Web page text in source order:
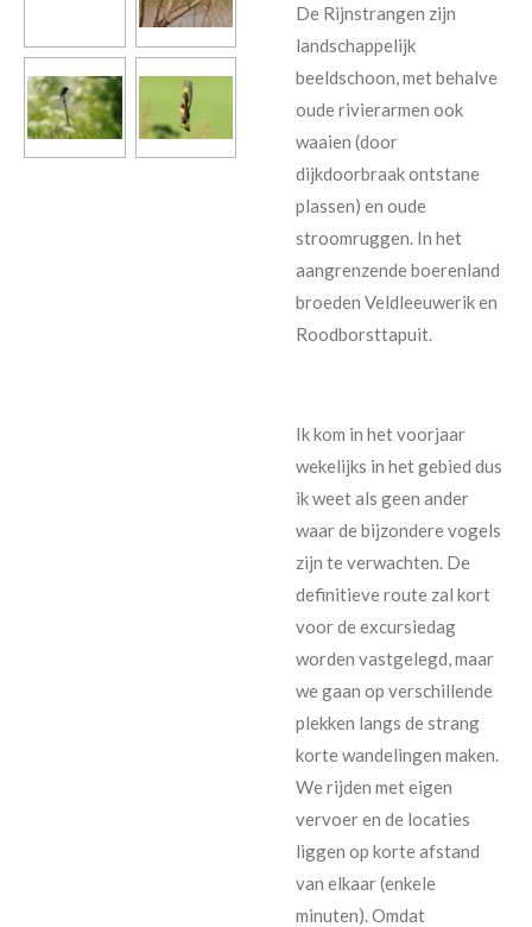
De Rijnstrangen zijn
landschappelijk
beeldschoon, met behalve
oude rivierarmen ook
waaien (door
dijkdoorbraak ontstane
plassen) en oude
stroomruggen. In het
aangrenzende boerenland
broeden Veldleeuwerik en
Roodborsttapuit.
Ik kom in het voorjaar
wekelijks in het gebied dus
ik weet als geen ander
waar de bijzondere vogels
zijn te verwachten. De
definitieve route zal kort
voor de excursiedag
worden vastgelegd, maar
we gaan op verschillende
plekken langs de strang
korte wandelingen maken.
We rijden met eigen
vervoer en de locaties
liggen op korte afstand
van elkaar (enkele
minuten). Omdat